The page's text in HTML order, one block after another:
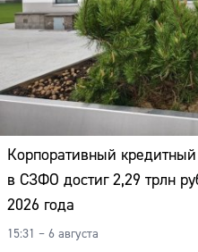
Корпоративный
в СЗФО достиг 2,29 трлн
2026 года
15:31 – 6 августа